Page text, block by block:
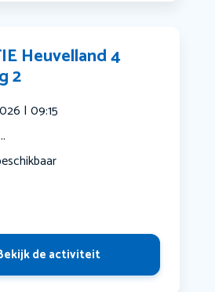
Heuvelland 4
2
| 09:15
de activiteit